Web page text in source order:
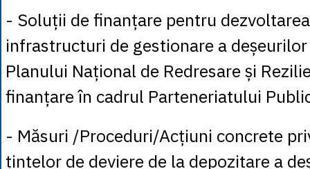
- Soluții de finanțare pentru
infrastructuri de gestionare a
Planului Național de Redresare și
finanțare în cadrul Parteneriatului
- Măsuri /Proceduri/Acțiuni concrete
țintelor de deviere de la depozitare a